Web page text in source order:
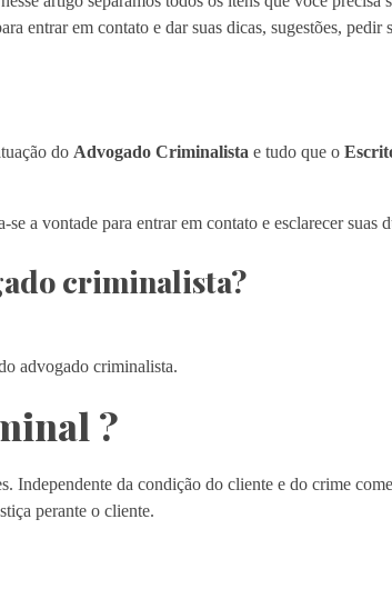
entrar em contato e dar suas dicas, sugestões, pedir
do Advogado Criminalista e tudo que o
a vontade para entrar em contato e esclarecer suas
criminalista?
advogado criminalista.
?
Independente da condição do cliente e do crime
perante o cliente.